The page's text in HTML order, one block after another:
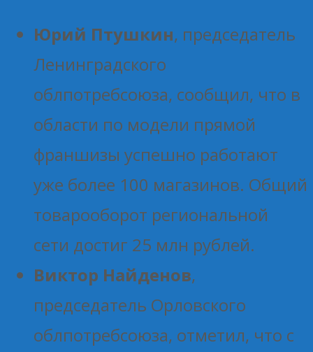
Юрий Птушкин, председатель
Ленинградского
облпотребсоюза, сообщил, что в
области по модели прямой
франшизы успешно работают
уже более 100 магазинов. Общий
товарооборот региональной
сети достиг 25 млн рублей.
Виктор Найденов,
председатель Орловского
облпотребсоюза, отметил, что с